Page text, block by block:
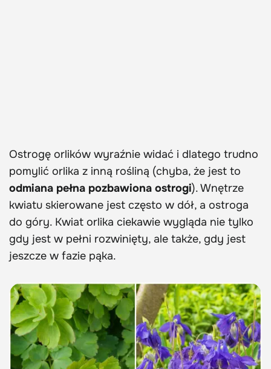
Ostrogę orlików wyraźnie widać i dlatego trudno
pomylić orlika z inną rośliną (chyba, że jest to
odmiana pełna pozbawiona ostrogi). Wnętrze
kwiatu skierowane jest często w dół, a ostroga
do góry. Kwiat orlika ciekawie wygląda nie tylko
gdy jest w pełni rozwinięty, ale także, gdy jest
jeszcze w fazie pąka.